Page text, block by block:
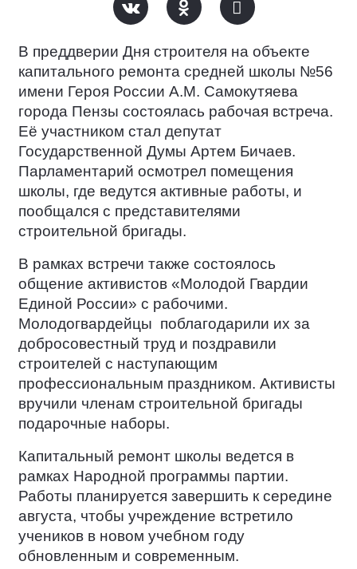
В преддверии Дня строителя на объекте
капитального ремонта средней школы №56
имени Героя России А.М. Самокутяева
города Пензы состоялась рабочая встреча.
Её участником стал депутат
Государственной Думы Артем Бичаев.
Парламентарий осмотрел помещения
школы, где ведутся активные работы, и
пообщался с представителями
строительной бригады.
В рамках встречи также состоялось
общение активистов «Молодой Гвардии
Единой России» с рабочими.
Молодогвардейцы поблагодарили их за
добросовестный труд и поздравили
строителей с наступающим
профессиональным праздником. Активисты
вручили членам строительной бригады
подарочные наборы.
Капитальный ремонт школы ведется в
рамках Народной программы партии.
Работы планируется завершить к середине
августа, чтобы учреждение встретило
учеников в новом учебном году
обновленным и современным.